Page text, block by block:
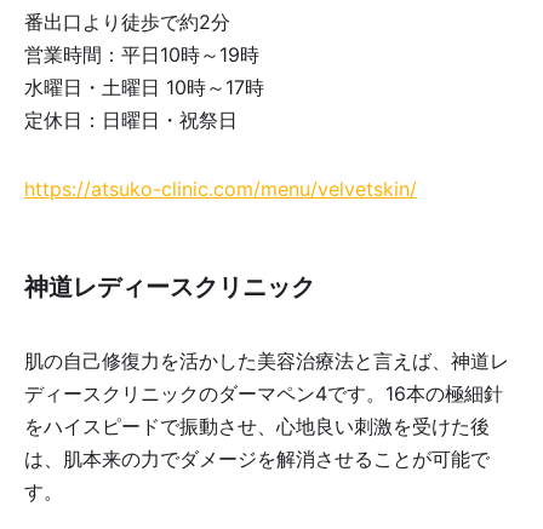
番出口より徒歩で約2分
営業時間：平日10時～19時
水曜日・土曜日 10時～17時
定休日：日曜日・祝祭日
https://atsuko-clinic.com/menu/velvetskin/
神道レディースクリニック
肌の自己修復力を活かした美容治療法と言えば、神道レ
ディースクリニックのダーマペン4です。16本の極細針
をハイスピードで振動させ、心地良い刺激を受けた後
は、肌本来の力でダメージを解消させることが可能で
す。